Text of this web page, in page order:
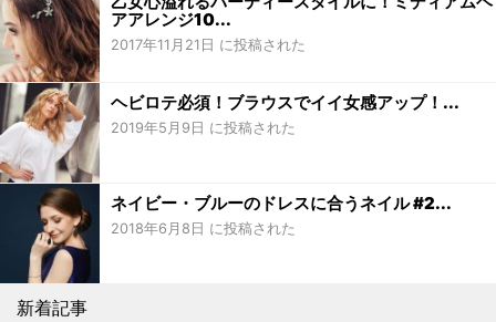
アアレンジ10...
2017年11月21日 に投稿された
ヘビロテ必須！ブラウスでイイ女感アップ！...
2019年5月9日 に投稿された
ネイビー・ブルーのドレスに合うネイル #2...
2018年6月8日 に投稿された
新着記事